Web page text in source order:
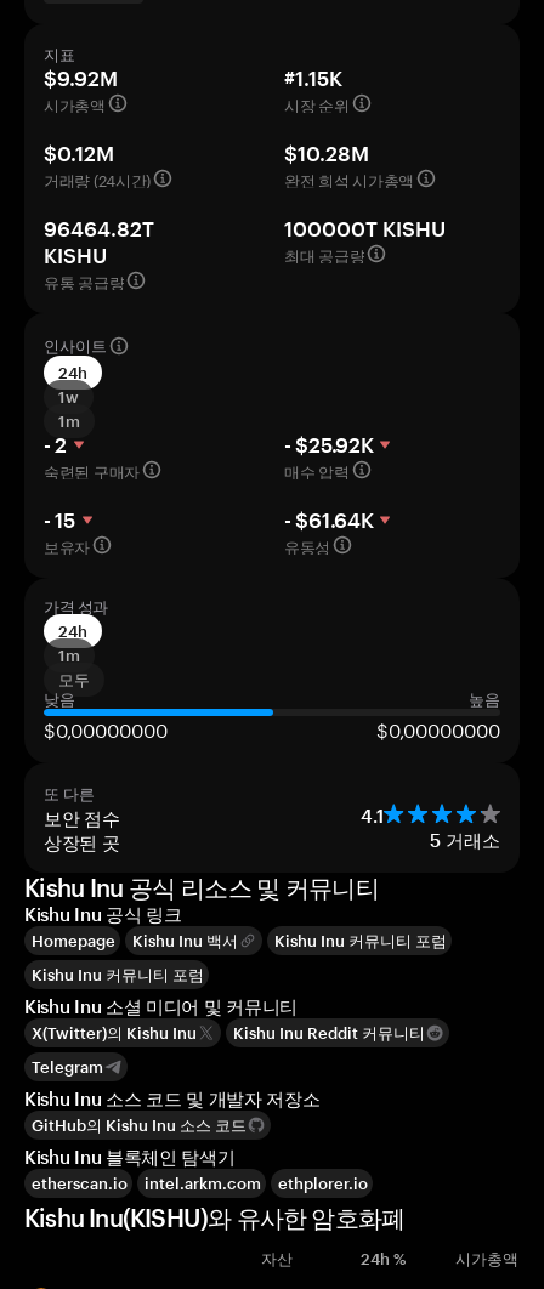
지표
$9.92M
시가총액
#1.15K
시장 순위
$0.12M
거래량 (24시간)
$10.28M
완전 희석 시가총액
96464.82T
KISHU
유통 공급량
100000T KISHU
최대 공급량
인사이트
24h
1w
1m
- 2
숙련된 구매자
- $25.92K
매수 압력
- 15
보유자
- $61.64K
유동성
가격 성과
24h
1m
모두
낮음
높음
$0,00000000 $0,00000000
또 다른
보안 점수 4.1
상장된 곳 5 거래소
Kishu Inu 공식 리소스 및 커뮤니티
Kishu Inu 공식 링크
Homepage Kishu Inu 백서
Kishu Inu 커뮤니티 포럼
Kishu Inu 커뮤니티 포럼
Kishu Inu 소셜 미디어 및 커뮤니티
X(Twitter)의 Kishu Inu
Kishu Inu Reddit 커뮤니티
Telegram
Kishu Inu 소스 코드 및 개발자 저장소
GitHub의 Kishu Inu 소스 코드
Kishu Inu 블록체인 탐색기
etherscan.io intel.arkm.com ethplorer.io
Kishu Inu(KISHU)와 유사한 암호화폐
자산 24h % 시가총액